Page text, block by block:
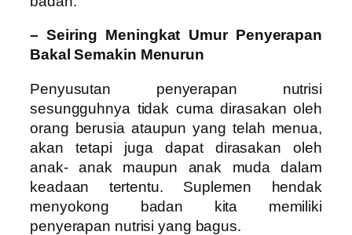
– Seiring Meningkat Umur Penyerapan
Bakal Semakin Menurun
Penyusutan penyerapan nutrisi
sesungguhnya tidak cuma dirasakan oleh
orang berusia ataupun yang telah menua,
akan tetapi juga dapat dirasakan oleh
anak- anak maupun anak muda dalam
keadaan tertentu. Suplemen hendak
menyokong badan kita memiliki
penyerapan nutrisi yang bagus.